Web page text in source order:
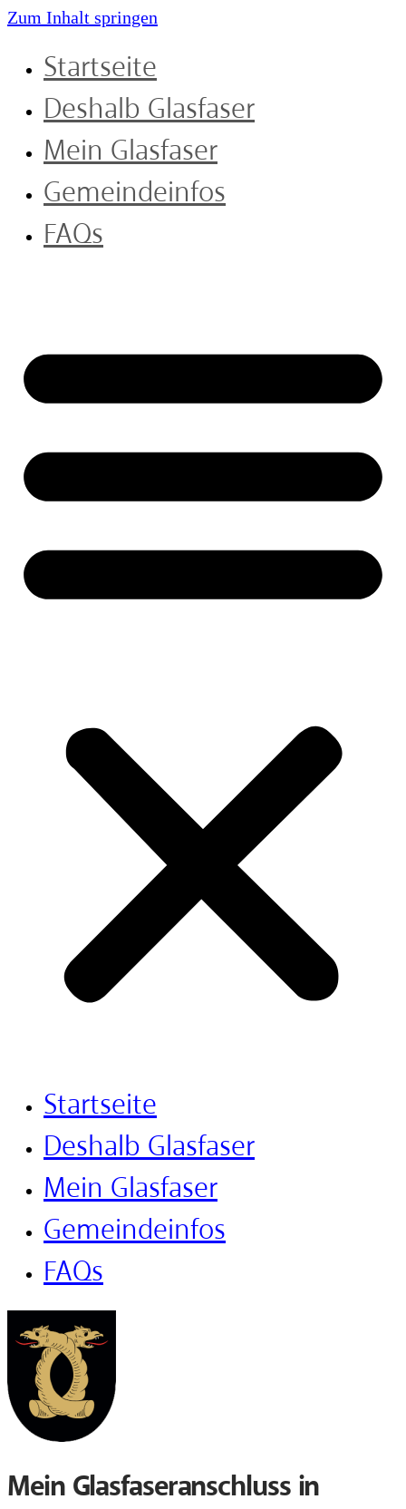
Zum Inhalt springen
Startseite
Deshalb Glasfaser
Mein Glasfaser
Gemeindeinfos
FAQs
Startseite
Deshalb Glasfaser
Mein Glasfaser
Gemeindeinfos
FAQs
Mein Glasfaseranschluss in